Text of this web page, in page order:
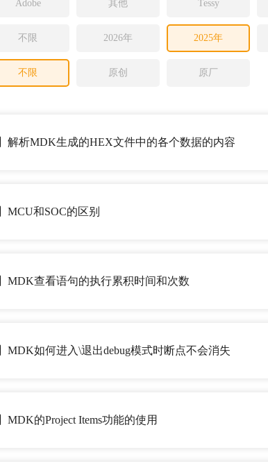
Adobe 其他 Tessy
不限 2026年 2025年
不限 原创 原厂
解析MDK生成的HEX文件中的各个数据的内容
MCU和SOC的区别
MDK查看语句的执行累积时间和次数
MDK如何进入\退出debug模式时断点不会消失
MDK的Project Items功能的使用